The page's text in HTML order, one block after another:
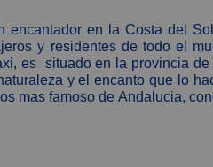
encantador en la Costa del
y residentes de todo el
es situado en la provincia
y el encanto que lo
mas famoso de Andalucia,